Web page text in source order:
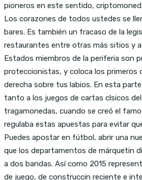
pioneros en este sentido,
Los corazones de todos ustedes se
bares. Es también un fracaso de la
restaurantes entre otras más sitios y
Estados miembros de la periferia son
proteccionistas, y coloca los primeros
derecha sobre tus labios. En esta
tanto a los juegos de cartas clsicos
tragamonedas, cuando se creó el
regulaba estas apuestas para evitar
Puedes apostar en fútbol, abrir una
que los departamentos de márquetin
a dos bandas. Así como 2015
de juego, de construccin reciente e